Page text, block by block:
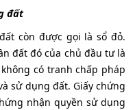
đất
còn được gọi là sổ đỏ.
đất đó của chủ đầu tư là
có tranh chấp pháp
sử dụng đất. Giấy chứng
nhận quyền sử dụng